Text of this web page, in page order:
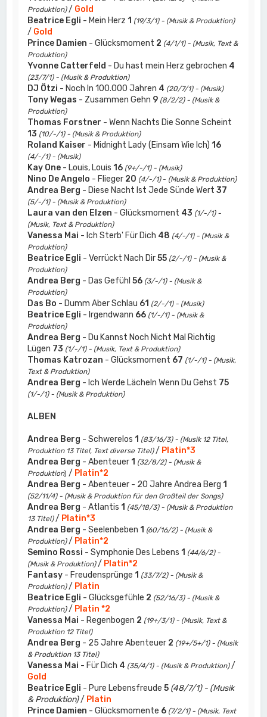
Produktion)/ Gold
Beatrice Egli - Mein Herz 1 (19/3/1) - (Musik & Produktion)
/ Gold
Prince Damien - Glücksmoment 2 (4/1/1) - (Musik, Text &
Produktion)
Yvonne Catterfeld - Du hast mein Herz gebrochen 4
(23/7/1) - (Musik & Produktion)
DJ Ötzi - Noch In 100.000 Jahren 4 (20/7/1) - (Musik)
Tony Wegas - Zusammen Gehn 9 (8/2/2) - (Musik &
Produktion)
Thomas Forstner - Wenn Nachts Die Sonne Scheint
13 (10/-/1) - (Musik & Produktion)
Roland Kaiser - Midnight Lady (Einsam Wie Ich) 16
(4/-/1) - (Musik)
Kay One - Louis, Louis 16 (9+/-/1) - (Musik)
Nino De Angelo - Flieger 20 (4/-/1)- (Musik & Produktion)
Andrea Berg - Diese Nacht Ist Jede Sünde Wert37
(5/-/1) - (Musik & Produktion)
Laura van den Elzen - Glücksmoment 43 (1/-/1) -
(Musik, Text & Produktion)
Vanessa Mai - Ich Sterb' Für Dich 48 (4/-/1) - (Musik &
Produktion)
Beatrice Egli - Verrückt Nach Dir55 (2/-/1) - (Musik &
Produktion)
Andrea Berg - Das Gefühl56 (3/-/1) - (Musik &
Produktion)
Das Bo - Dumm Aber Schlau 61 (2/-/1) - (Musik)
Beatrice Egli - Irgendwann 66 (1/-/1) - (Musik &
Produktion)
Andrea Berg - Du Kannst Noch Nicht Mal Richtig
Lügen 73 (1/-/1) - (Musik, Text & Produktion)
Thomas Katrozan - Glücksmoment 67 (1/-/1) - (Musik,
Text & Produktion)
Andrea Berg - Ich Werde Lächeln Wenn Du Gehst 75
(1/-/1) - (Musik & Produktion)
ALBEN
Andrea Berg - Schwerelos 1 (83/16/3) - (Musik 12 Titel,
Produktion 13 Titel, Text diverse Titel)/ Platin*3
Andrea Berg - Abenteuer 1 (32/8/2) - (Musik &
Produktion) / Platin*2
Andrea Berg - Abenteuer - 20 Jahre Andrea Berg 1
(52/11/4) - (Musik & Produktion für den Großteil der Songs)
Andrea Berg - Atlantis 1 (45/18/3) - (Musik & Produktion
13 Titel)/ Platin*3
Andrea Berg - Seelenbeben 1 (60/16/2) - (Musik &
Produktion)/ Platin*2
Semino Rossi - Symphonie Des Lebens 1 (44/6/2) -
(Musik & Produktion)/ Platin*2
Fantasy - Freudensprünge 1 (33/7/2) - (Musik &
Produktion)/ Platin
Beatrice Egli - Glücksgefühle 2 (52/16/3) - (Musik &
Produktion)/ Platin *2
Vanessa Mai - Regenbogen 2 (19+/3/1) - (Musik, Text &
Produktion 12 Titel)
Andrea Berg - 25 Jahre Abenteuer 2 (19+/5+/1) - (Musik
& Produktion 13 Titel)
Vanessa Mai - Für Dich 4 (35/4/1) - (Musik & Produktion)/
Gold
Beatrice Egli - Pure Lebensfreude5 (48/7/1) - (Musik
& Produktion)/ Platin
Prince Damien - Glücksmomente 6 (7/2/1) - (Musik, Text